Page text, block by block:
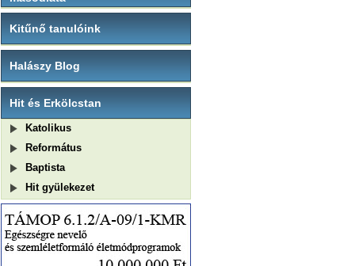
Kitűnő tanulóink
Halászy Blog
Hit és Erkölcstan
Katolikus
Református
Baptista
Hit gyülekezet